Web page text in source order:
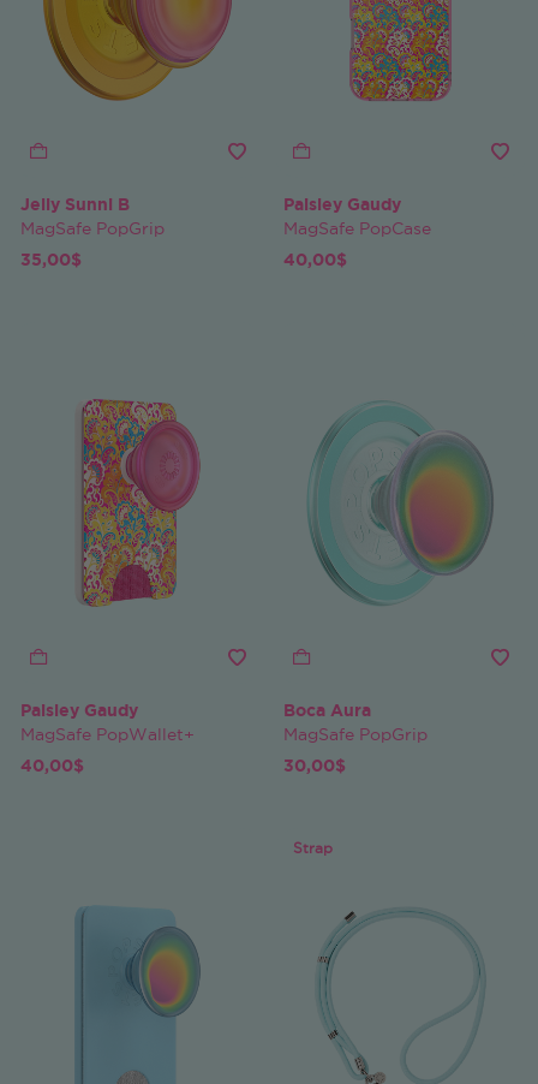
Jelly Sunni B
MagSafe PopGrip
35,00$
Paisley Gaudy
MagSafe PopCase
40,00$
Paisley Gaudy
MagSafe PopWallet+
40,00$
Boca Aura
MagSafe PopGrip
30,00$
Strap